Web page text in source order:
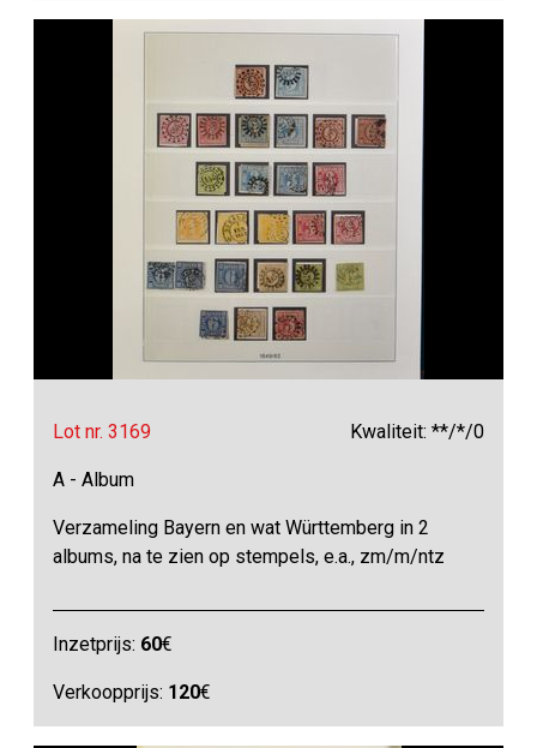
Lot nr. 3169 Kwaliteit: **/*/0
A - Album
Verzameling Bayern en wat Württemberg in 2
albums, na te zien op stempels, e.a., zm/m/ntz
Inzetprijs: 60€
Verkoopprijs: 120€